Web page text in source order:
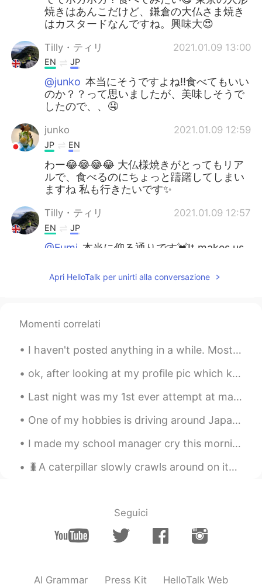
焼きはあんこだけど、鎌倉の大仏さま焼き
はカスタードなんですね。興味大😍
Tilly・ティリ 2021.01.09 13:00
EN JP
@junko 本当にそうですよね‼️食べてもいい
のか？？って思いましたが、美味しそうで
したので、、🤤
junko 2021.01.09 12:59
JP EN
わー😂😂😂😂 大仏様焼きがとってもリア
ルで、食べるのにちょっと躊躇してしまい
ますね 私も行きたいです✨
Tilly・ティリ 2021.01.09 12:57
EN JP
@Fumi 本当に仰る通りです💓It makes us
Fumi 2021.01.09 12:56
素敵ですね 私もお寺や神社巡りが好きです
こんな状況だからこそ、目の前にある小さ
Tilly・ティリ 2021.01.09 12:49
EN
@himikoありがとうございます‼️これから
教えていただいた方を使っていきます！
2021.01.09 12:48
JP
@HANAHANAHANA いいですね！確か
himiko 2021.01.09 12:47
ハイライト
でした💓この焼き菓子を観
Apri HelloTalk per unirti alla conversazione
Momenti correlati
I haven't posted anything in a while. Mostly because I've been busy with work and family things....
ok, after looking at my profile pic which kid am I. feel free to post funny photos, and test you...
Last night was my 1st ever attempt at making 갈비찜 🤔 my husband liked it but I think I need to make...
One of my hobbies is driving around Japan with my friends. I love driving where there is a lot of...
I made my school manager cry this morning 🤦‍♂️ I feel sorry for her. Her English is great but I ...
🐛A caterpillar slowly crawls around on its belly for awhile but then after time and a little pati...
Seguici
AI Grammar Press Kit HelloTalk Web